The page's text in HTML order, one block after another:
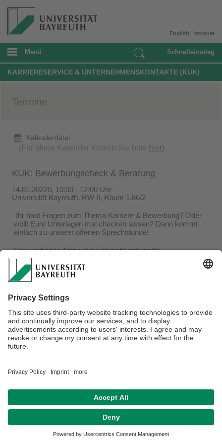
Intranet
English
Menü Schnelleinstieg
KARRIERESERVICE & UNTERNEHMENSKONTAKTE (KUK)
Termine
Kalenderdatei
(Für ältere Kalender klicken Sie bitte hier)
KUK: Bewerbungscheck & Beratung
14.01.20220, 10:00 - 12:00 Uhr
Universität Bayreuth, RW II, Raum 1.86/2
Ihr habt Fragen zum Thema Karriere & Bewerbung? Oder
wollt Eure Unterlagen mal checken lassen? Dann kommt
einfach zu unserer offenen Sprechstunde!
Eine vorherige Anmeldung ist nicht notwendig.
Falls Ihr dienstags zwischen 10 und 12 Uhr keine Zeit habt
Bewerbungsunterlagen checken lassen oder Euch beraten
lassen wollt, dann vereinbart bitte einen Termin unter
karriereservice@uni-bayeuth.de oder telefonisch unter
0921-55-4664.
Verantwortlich für die Redaktion:
Datenschutz / Disclaimer Impressum Hausordnung
Sitemap
Barrierefreiheitserklärung